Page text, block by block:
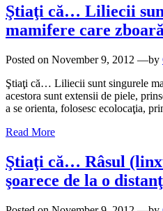
Ştiaţi că… Liliecii
mamifere care
Posted on November 9, 2012 —by
Ştiaţi că… Liliecii sunt singurele
acestora sunt extensii de piele,
a se orienta, folosesc ecolocaţia,
Read More
Ştiaţi că… Râsul
şoarece de la o